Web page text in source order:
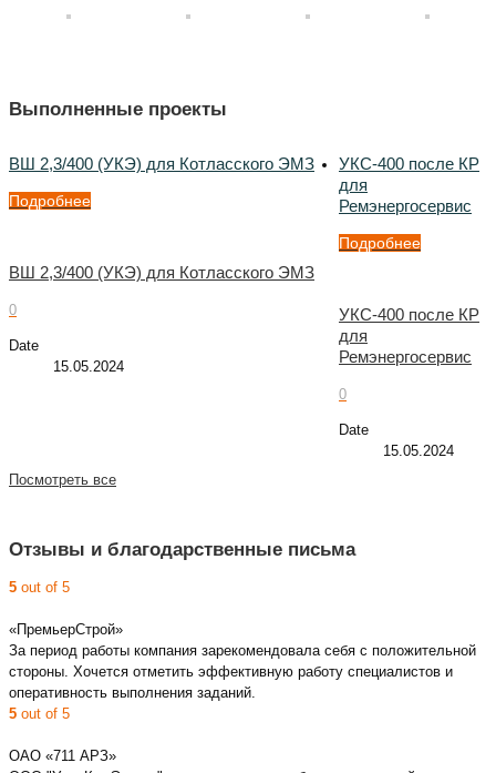
Выполненные проекты
ВШ 2,3/400 (УКЭ) для Котласского ЭМЗ
Подробнее
ВШ 2,3/400 (УКЭ) для Котласского ЭМЗ
0
Date
15.05.2024
УКС-400 после КР
для
Ремэнергосервис
Подробнее
УКС-400 после КР
для
Ремэнергосервис
0
Date
15.05.2024
Посмотреть все
Отзывы и благодарственные письма
5 out of 5
«ПремьерСтрой»
За период работы компания зарекомендовала себя с положительной
стороны. Хочется отметить эффективную работу специалистов и
оперативность выполнения заданий.
5 out of 5
ОАО «711 АРЗ»